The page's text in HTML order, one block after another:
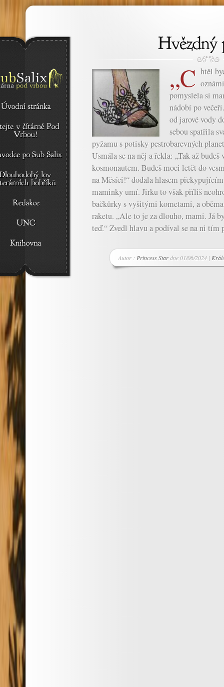
„C htěl
pomyslela si
nádobí po
od jarové vody
sebou spatřila
pyžamu s potisky pestrobarevných
Usmála se na něj a řekla: „Tak až budeš
kosmonautem. Budeš moci letět do
na Měsíci!“ dodala hlasem
maminky umí. Jirku to však příliš
bačkůrky s vyšitými kometami, a
raketu. „Ale to je za dlouho, mami. Já
teď.“ Zvedl hlavu a podíval se na ni tím
Autor : Princess Stardne 01/06/2024 |